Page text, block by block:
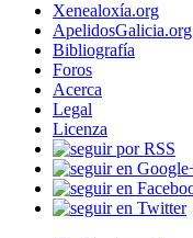
Xenealoxía.org
ApelidosGalicia.org
Bibliografía
Foros
Acerca
Legal
Licenza